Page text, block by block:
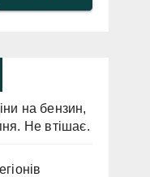
на бензин,
Не втішає.